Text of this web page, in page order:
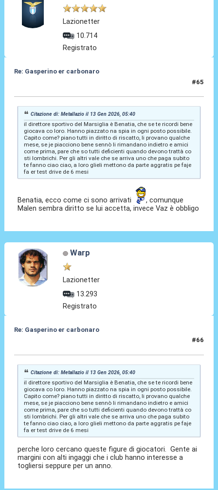
Lazionetter
10.714
Registrato
Re: Gasperino er carbonaro
#65
Citazione di: Metallazio il 13 Gen 2026, 05:40
il direttore sportivo del Marsiglia è Benatia, che se te ricordi bene
giocava co loro. Hanno piazzato na spia in ogni posto possibile.
Capito come? piano tutti in diritto di riscatto, li provano qualche
mese, se je piacciono bene sennò li rimandano indietro e amici
come prima, pare che so tutti deficienti quando devono trattà co
sti lombrichi. Per gli altri vale che se arriva uno che paga subito
te fanno ciao ciao, a loro glieli mettono da parte aggratis pe faje
fa er test drive de 6 mesi
Benatia, ecco come ci sono arrivati
, comunque
Malen sembra diritto se lui accetta, invece Vaz è obbligo
Warp
Lazionetter
13.293
Registrato
Re: Gasperino er carbonaro
#66
Citazione di: Metallazio il 13 Gen 2026, 05:40
il direttore sportivo del Marsiglia è Benatia, che se te ricordi bene
giocava co loro. Hanno piazzato na spia in ogni posto possibile.
Capito come? piano tutti in diritto di riscatto, li provano qualche
mese, se je piacciono bene sennò li rimandano indietro e amici
come prima, pare che so tutti deficienti quando devono trattà co
sti lombrichi. Per gli altri vale che se arriva uno che paga subito
te fanno ciao ciao, a loro glieli mettono da parte aggratis pe faje
fa er test drive de 6 mesi
perche loro cercano queste figure di giocatori. Gente ai
margini con alti ingaggi che i club hanno interesse a
togliersi seppure per un anno.